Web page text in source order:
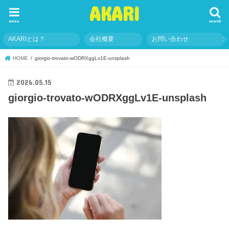
AKARI search
menu
AKARIとは？ 会社概要 お問い合わせ
HOME giorgio-trovato-wODRXggLv1E-unsplash
2026.05.15
giorgio-trovato-wODRXggLv1E-unsplash